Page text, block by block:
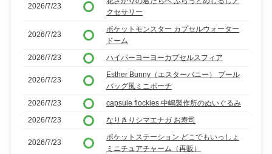
2026/7/23
クセサリー
2026/7/23
ポケットモンスター カプセルウォーター
ドーム
2026/7/23
ハイパーヨーヨーカプセルスフィア
2026/7/23
Esther Bunny（エスターバニー） プール
バッグ風ミニポーチ
2026/7/23
capsule flockies 中嶋製作所のぬいぐるみ
2026/7/23
なりきりシマエナガ お寿司
2026/7/23
ポケットステーション どこでもいっしょ
ミニチュアチャーム（再販）